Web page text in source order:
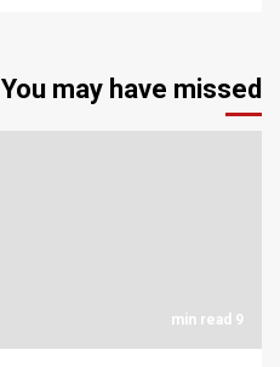
You may have missed
9 min read